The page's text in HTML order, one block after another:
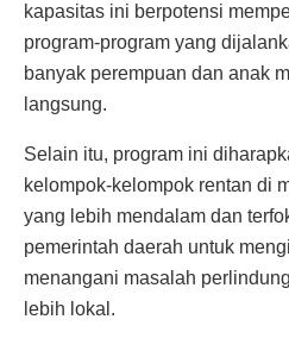
kapasitas ini berpotensi
program-program yang
banyak perempuan dan anak
langsung.
Selain itu, program ini
kelompok-kelompok rentan di
yang lebih mendalam dan
pemerintah daerah untuk
menangani masalah
lebih lokal.